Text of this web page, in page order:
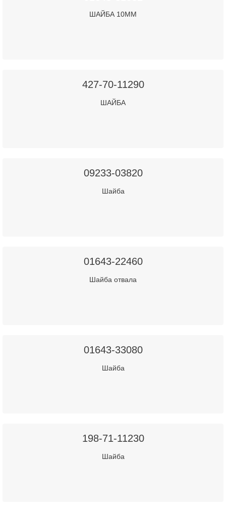
ШАЙБА 10ММ
427-70-11290
ШАЙБА
09233-03820
Шайба
01643-22460
Шайба отвала
01643-33080
Шайба
198-71-11230
Шайба